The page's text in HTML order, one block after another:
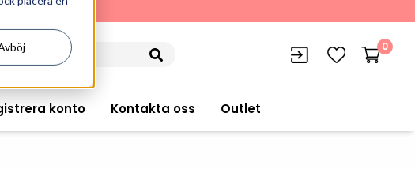
märkning
0
konto Kontakta oss Outlet